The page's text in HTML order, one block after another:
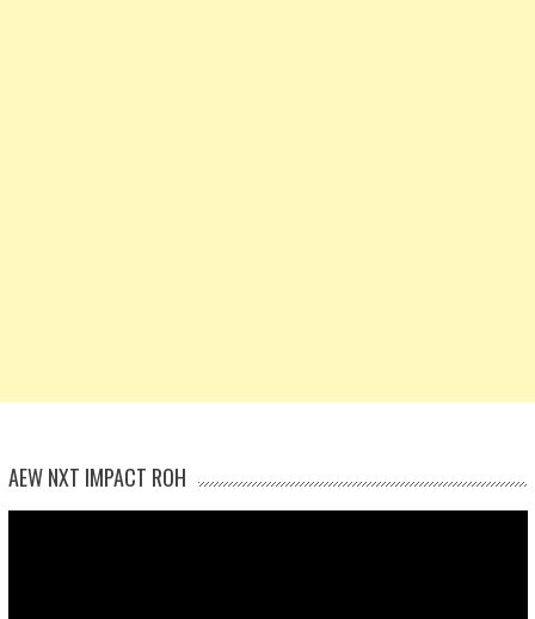
AEW NXT IMPACT ROH